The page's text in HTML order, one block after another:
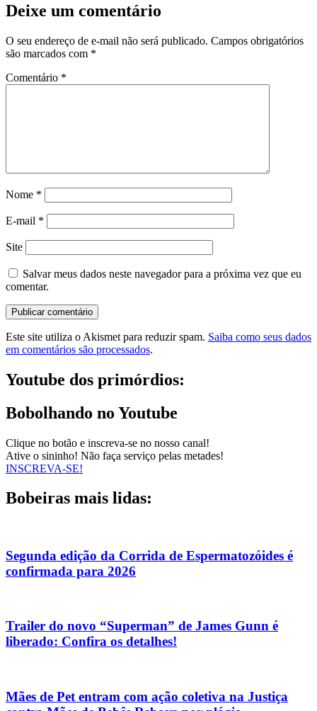
Deixe um comentário
O seu endereço de e-mail não será publicado. Campos obrigatórios
são marcados com *
Comentário *
Nome *
E-mail *
Site
Salvar meus dados neste navegador para a próxima vez que eu
comentar.
Este site utiliza o Akismet para reduzir spam. Saiba como seus dados
em comentários são processados.
Youtube dos primórdios:
Bobolhando no Youtube
Clique no botão e inscreva-se no nosso canal!
Ative o sininho! Não faça serviço pelas metades!
INSCREVA-SE!
Bobeiras mais lidas:
Segunda edição da Corrida de Espermatozóides é
confirmada para 2026
Trailer do novo “Superman” de James Gunn é
liberado: Confira os detalhes!
Mães de Pet entram com ação coletiva na Justiça